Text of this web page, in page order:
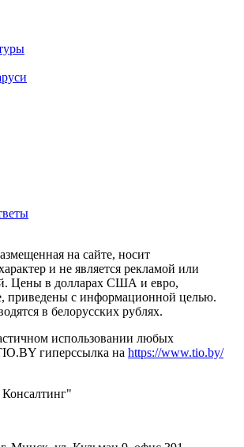
на сайте, носит
и не является рекламой или
Цены в долларах США и евро,
приведены с информационной целью.
в белорусских рублях.
использовании любых
гиперссылка на https://www.tio.by/